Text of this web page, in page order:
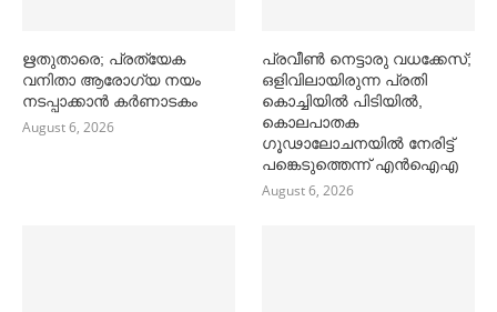
ഋതുതാരെ; പ്രത്യേക
വനിതാ ആരോഗ്യ നയം
നടപ്പാക്കാൻ കര്‍ണാടകം
August 6, 2026
പ്രവീൺ നെട്ടാരു വധക്കേസ്;
ഒളിവിലായിരുന്ന പ്രതി
കൊച്ചിയിൽ പിടിയിൽ,
കൊലപാതക
ഗൂഢാലോചനയിൽ നേരിട്ട്
പങ്കെടുത്തെന്ന് എൻഐഎ
August 6, 2026